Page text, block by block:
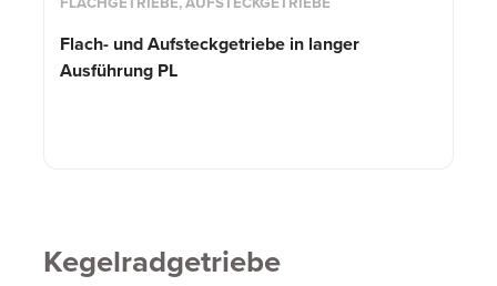
Flach- und Aufsteckgetriebe in langer
Ausführung PL
Kegelradgetriebe